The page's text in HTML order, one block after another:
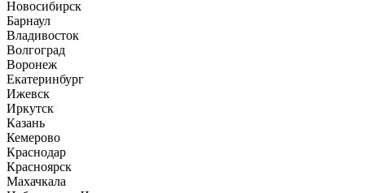
Новосибирск
Барнаул
Владивосток
Волгоград
Воронеж
Екатеринбург
Ижевск
Иркутск
Казань
Кемерово
Краснодар
Красноярск
Махачкала